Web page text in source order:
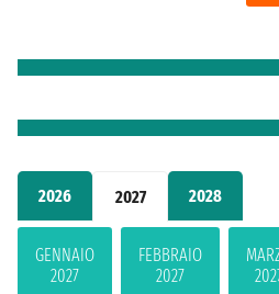
2026 2027 2028
GENNAIO
2027
FEBBRAIO
2027